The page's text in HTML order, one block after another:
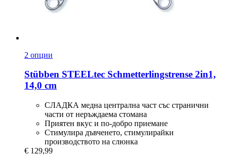
2 опции
Stübben STEELtec Schmetterlingstrense 2in1,
14,0 cm
СЛАДКА медна централна част със странични
части от неръждаема стомана
Приятен вкус и по-добро приемане
Стимулира дъвченето, стимулирайки
производството на слюнка
€ 129,99